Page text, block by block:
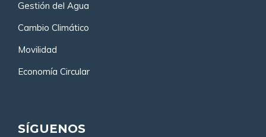
Gestión del Agua
Cambio Climático
Movilidad
Economía Circular
SÍGUENOS